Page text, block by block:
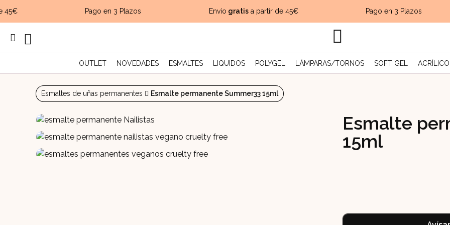
Pago en 3 Plazos Envíogratisa partir de 45€ Pago en 3 Plazos
OUTLET NOVEDADES ESMALTES LIQUIDOS POLYGEL LÁMPARAS/TORNOS SOFT GEL ACRÍLICO
Esmaltes de uñas permanentes Esmalte permanente Summer33 15ml
Esmalte
15ml